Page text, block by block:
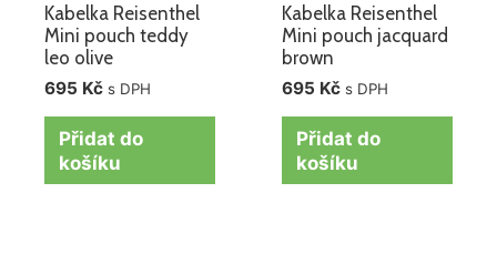
Kabelka Reisenthel
Mini pouch teddy
leo olive
695 Kč s DPH
Přidat do
košíku
Kabelka Reisenthel
Mini pouch jacquard
brown
695 Kč s DPH
Přidat do
košíku